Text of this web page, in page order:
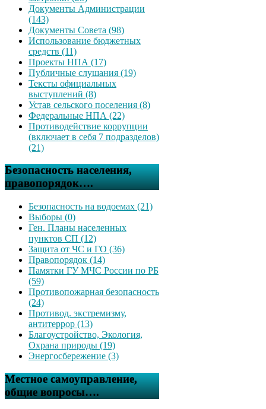
Документы Администрации
(143)
Документы Совета (98)
Использование бюджетных
средств (11)
Проекты НПА (17)
Публичные слушания (19)
Тексты официальных
выступлений (8)
Устав сельского поселения (8)
Федеральные НПА (22)
Противодействие коррупции
(включает в себя 7 подразделов)
(21)
Безопасность населения,
правопорядок….
Безопасность на водоемах (21)
Выборы (0)
Ген. Планы населенных
пунктов СП (12)
Защита от ЧС и ГО (36)
Правопорядок (14)
Памятки ГУ МЧС России по РБ
(59)
Противопожарная безопасность
(24)
Противод. экстремизму,
антитеррор (13)
Благоустройство, Экология,
Охрана природы (19)
Энергосбережение (3)
Местное самоуправление,
общие вопросы….